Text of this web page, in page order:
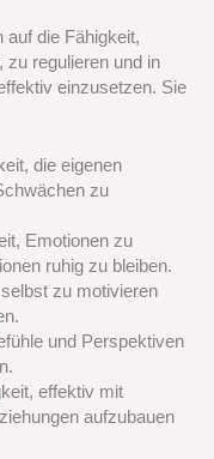
auf die Fähigkeit,
zu regulieren und in
einzusetzen. Sie
die eigenen
zu
Emotionen zu
ruhig zu bleiben.
zu motivieren
und Perspektiven
effektiv mit
aufzubauen